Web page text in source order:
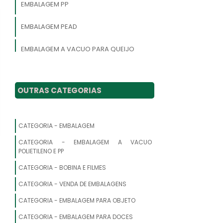
EMBALAGEM PP
EMBALAGEM PEAD
EMBALAGEM A VACUO PARA QUEIJO
EMBALAGEM A VACUO PARA CARNE
PLASTICOS PARA EMBALAR
PLASTICO DE EMBALAGEM
EMBALAGEM DE POLIETILENO
OUTRAS CATEGORIAS
CATEGORIA - EMBALAGEM
CATEGORIA - EMBALAGEM A VACUO
POLIETILENO E PP
CATEGORIA - BOBINA E FILMES
CATEGORIA - VENDA DE EMBALAGENS
CATEGORIA - EMBALAGEM PARA OBJETO
CATEGORIA - EMBALAGEM PARA DOCES